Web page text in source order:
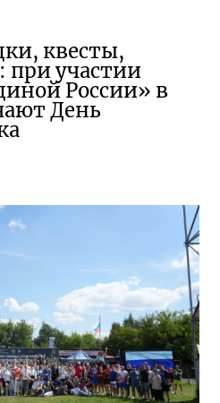
квесты,
при участии
России» в
День